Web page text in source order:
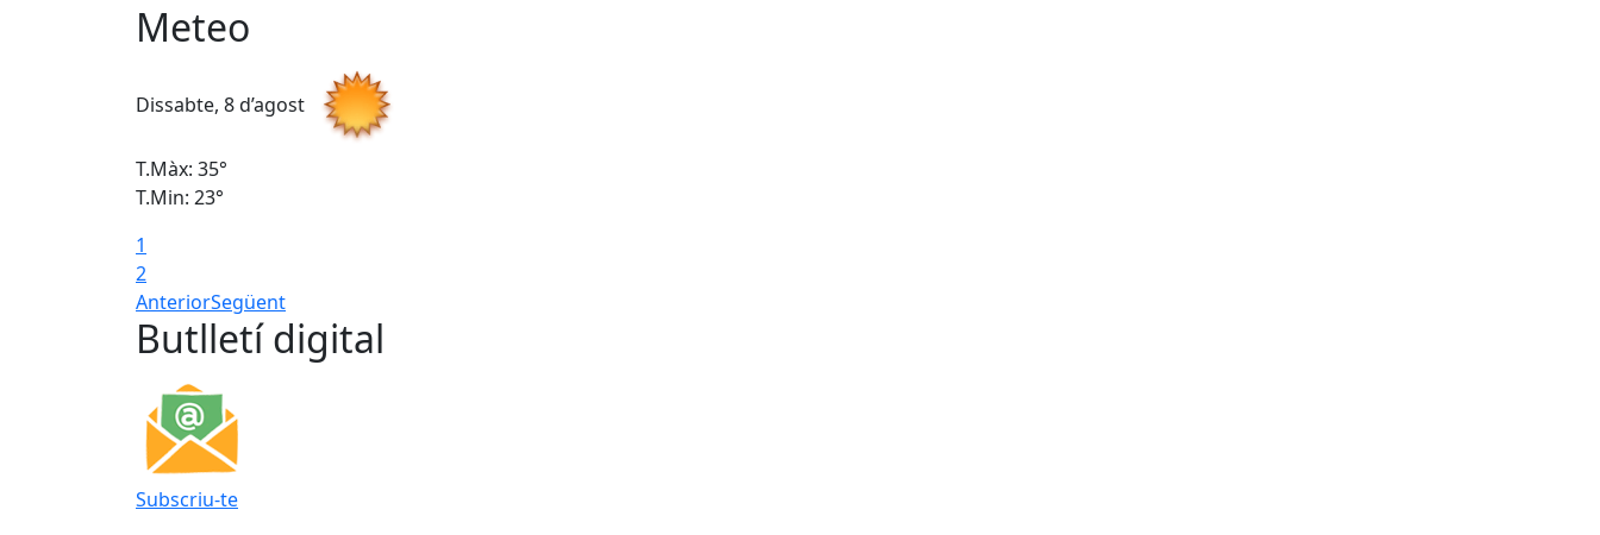
Meteo
Dissabte, 8 d’agost
T.Màx: 35°
T.Min: 23°
1
2
AnteriorSegüent
Butlletí digital
Subscriu-te